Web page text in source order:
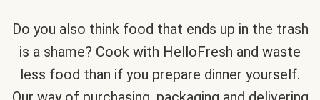
Do you also think food that ends up in the trash
is a shame? Cook with HelloFresh and waste
less food than if you prepare dinner yourself.